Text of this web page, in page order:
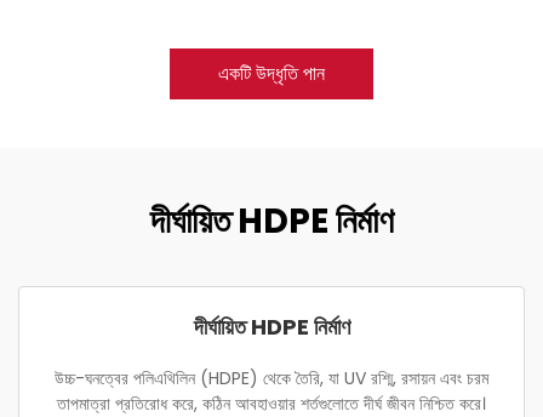
একটি উদ্ধৃতি পান
দীর্ঘায়িত HDPE নির্মাণ
দীর্ঘায়িত HDPE নির্মাণ
উচ্চ-ঘনত্বের পলিএথিলিন (HDPE) থেকে তৈরি, যা UV রশ্মি, রসায়ন এবং চরম
তাপমাত্রা প্রতিরোধ করে, কঠিন আবহাওয়ার শর্তগুলোতে দীর্ঘ জীবন নিশ্চিত করে।